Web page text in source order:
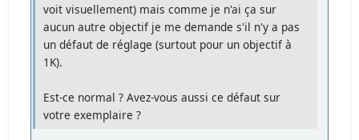
voit visuellement) mais comme je n'ai ça sur
aucun autre objectif je me demande s'il n'y a pas
un défaut de réglage (surtout pour un objectif à
1K).
Est-ce normal ? Avez-vous aussi ce défaut sur
votre exemplaire ?